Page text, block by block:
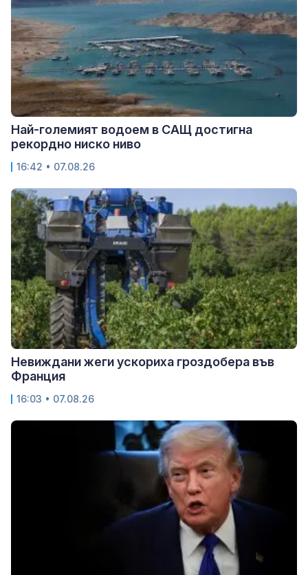
Най-големият водоем в САЩ достигна
рекордно ниско ниво
16:42 • 07.08.26
Невиждани жеги ускориха гроздобера във
Франция
16:03 • 07.08.26